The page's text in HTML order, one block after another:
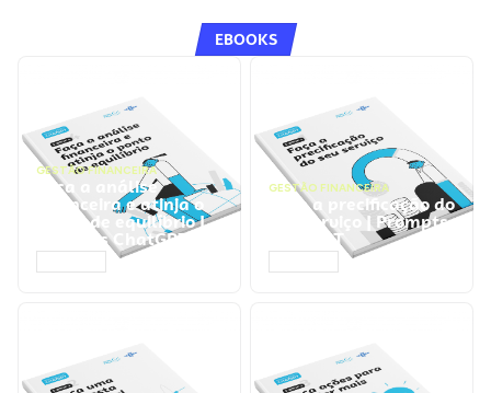
EBOOKS
GESTÃO FINANCEIRA
Faça a análise
financeira e atinja o
ponto de equilíbrio |
Prompts ChatGPT
GESTÃO FINANCEIRA
Faça a precificação do
seu serviço | Prompts
ChatGPT